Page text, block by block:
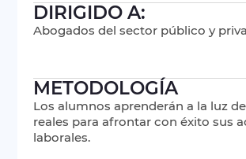
DIRIGIDO A:
Abogados del sector público y
METODOLOGÍA
Los alumnos aprenderán a la luz
reales para afrontar con éxito sus
laborales.